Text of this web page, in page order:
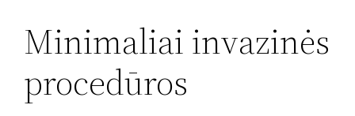
Minimaliai invazinės
procedūros